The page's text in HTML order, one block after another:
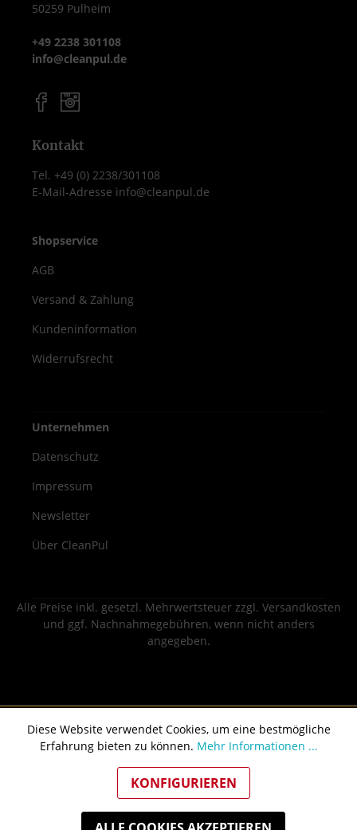
50259 Pulheim
+49 2238 301108
info@cleanpul.de
Kontakt
Tel. +49 (0) 2238/301108
E-Mail-Adresse info@cleanpul.de
Shopservice
AGB
Versand & Zahlung
Kundeninformation
Widerrufsrecht
Unternehmen
Datenschutz
Impressum
Newsletter
Über CleanPul
Alle Preise inkl. gesetzl. Mehrwertsteuer zzgl. Versandkosten
und ggf. Nachnahmegebühren, wenn nicht anders
angegeben.
Diese Website verwendet Cookies, um eine bestmögliche
Erfahrung bieten zu können. Mehr Informationen ...
KONFIGURIEREN